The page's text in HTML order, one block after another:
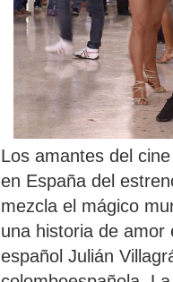
Los amantes del
en España del
mezcla el mágico
una historia de amor
español Julián